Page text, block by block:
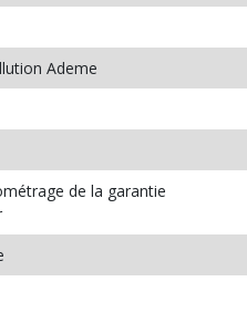
Ademe
de la garantie